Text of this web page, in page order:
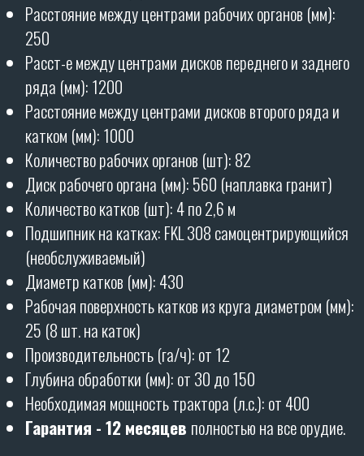
ОТЗЫВЫ
БОРОНЫ ПРОИЗВОДЯТСЯ
НА90%ИЗ СОБСТВЕННЫХ
КОМПЛЕКТУЮЩИХ